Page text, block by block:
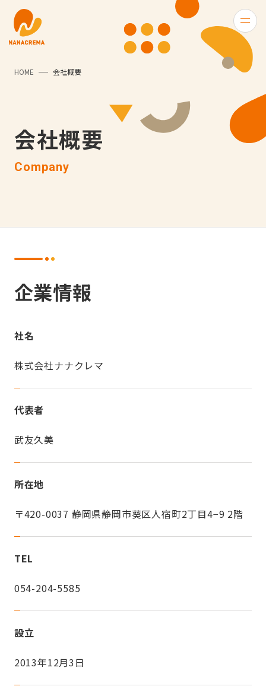
HOME 会社概要
会社概要
Company
企業情報
社名
株式会社ナナクレマ
代表者
武友久美
所在地
〒420-0037 静岡県静岡市葵区人宿町2丁目4−9 2階
TEL
054-204-5585
設立
2013年12月3日